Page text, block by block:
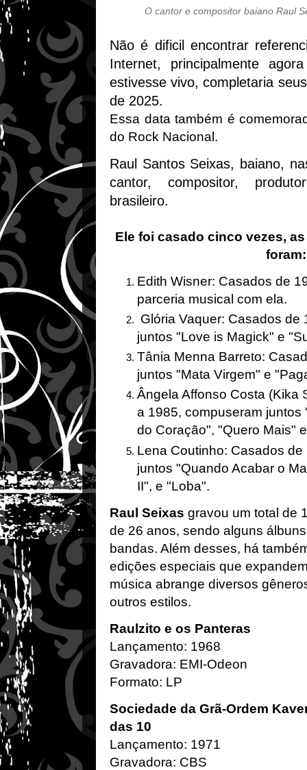
O cantor e compositor baiano Raul
Não é dificil encontrar
Internet, principalmente
estivesse vivo, completaria
de 2025.
Essa data também é
do Rock Nacional.
Raul Santos Seixas, baiano,
cantor, compositor,
brasileiro.
Ele foi casado cinco vezes,
Edith Wisner: Casados de
parceria musical com ela.
Glória Vaquer: Casados
juntos "Love is Magick" e
Tânia Menna Barreto:
juntos "Mata Virgem" e
Ângela Affonso Costa (Kika
a 1985, compuseram
do Coração", "Quero Mais"
Lena Coutinho: Casados
juntos "Quando Acabar o
II", e "Loba".
Raul Seixas gravou um total de
de 26 anos, sendo alguns
bandas. Além desses, há
edições especiais que
música abrange diversos
outros estilos.
Raulzito e os Panteras
Lançamento: 1968
Gravadora: EMI-Odeon
Formato: LP
Sociedade da Grã-Ordem
das 10
Lançamento: 1971
Gravadora: CBS